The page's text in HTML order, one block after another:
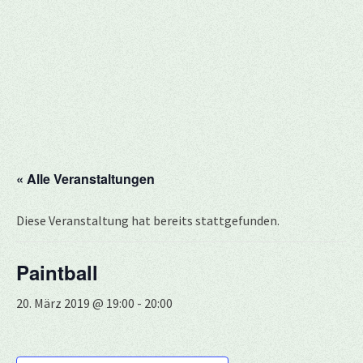
« Alle Veranstaltungen
Diese Veranstaltung hat bereits stattgefunden.
Paintball
20. März 2019 @ 19:00 - 20:00